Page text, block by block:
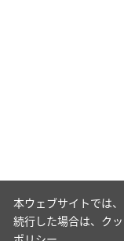
本ウェブサイトでは
続行した場合は、ク